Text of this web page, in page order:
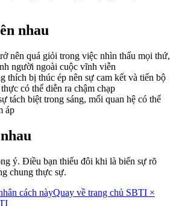
nhau
nên quá giỏi trong việc nhìn thấu mọi thứ,
người ngoài cuộc vĩnh viễn
thích bị thúc ép nên sự cam kết và tiến bộ
có thể diễn ra chậm chạp
tách biệt trong sáng, mối quan hệ có thể
áp
ý. Điều bạn thiếu đôi khi là biến sự rõ
chung thực sự.
cách nàyQuay về trang chủ SBTI ×